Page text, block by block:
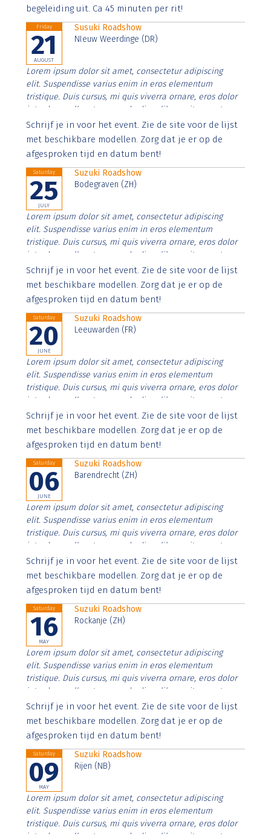
begeleiding uit. Ca 45 minuten per rit!
Friday
21
AUGUST
Susuki Roadshow
NIeuw Weerdinge (DR)
Lorem ipsum dolor sit amet, consectetur adipiscing
elit. Suspendisse varius enim in eros elementum
tristique. Duis cursus, mi quis viverra ornare, eros dolor
interdum nulla, ut commodo diam libero vitae erat.
Aenean faucibus nibh et justo cursus id rutrum lorem
imperdiet. Nunc ut sem vitae risus tristique posuere.
Schrijf je in voor het event. Zie de site voor de lijst
met beschikbare modellen. Zorg dat je er op de
afgesproken tijd en datum bent!
Saturday
25
JULY
Suzuki Roadshow
Bodegraven (ZH)
Lorem ipsum dolor sit amet, consectetur adipiscing
elit. Suspendisse varius enim in eros elementum
tristique. Duis cursus, mi quis viverra ornare, eros dolor
interdum nulla, ut commodo diam libero vitae erat.
Aenean faucibus nibh et justo cursus id rutrum lorem
imperdiet. Nunc ut sem vitae risus tristique posuere.
Schrijf je in voor het event. Zie de site voor de lijst
met beschikbare modellen. Zorg dat je er op de
afgesproken tijd en datum bent!
Saturday
20
JUNE
Suzuki Roadshow
Leeuwarden (FR)
Lorem ipsum dolor sit amet, consectetur adipiscing
elit. Suspendisse varius enim in eros elementum
tristique. Duis cursus, mi quis viverra ornare, eros dolor
interdum nulla, ut commodo diam libero vitae erat.
Aenean faucibus nibh et justo cursus id rutrum lorem
imperdiet. Nunc ut sem vitae risus tristique posuere.
Schrijf je in voor het event. Zie de site voor de lijst
met beschikbare modellen. Zorg dat je er op de
afgesproken tijd en datum bent!
Saturday
06
JUNE
Suzuki Roadshow
Barendrecht (ZH)
Lorem ipsum dolor sit amet, consectetur adipiscing
elit. Suspendisse varius enim in eros elementum
tristique. Duis cursus, mi quis viverra ornare, eros dolor
interdum nulla, ut commodo diam libero vitae erat.
Aenean faucibus nibh et justo cursus id rutrum lorem
imperdiet. Nunc ut sem vitae risus tristique posuere.
Schrijf je in voor het event. Zie de site voor de lijst
met beschikbare modellen. Zorg dat je er op de
afgesproken tijd en datum bent!
Saturday
16
MAY
Suzuki Roadshow
Rockanje (ZH)
Lorem ipsum dolor sit amet, consectetur adipiscing
elit. Suspendisse varius enim in eros elementum
tristique. Duis cursus, mi quis viverra ornare, eros dolor
interdum nulla, ut commodo diam libero vitae erat.
Aenean faucibus nibh et justo cursus id rutrum lorem
imperdiet. Nunc ut sem vitae risus tristique posuere.
Schrijf je in voor het event. Zie de site voor de lijst
met beschikbare modellen. Zorg dat je er op de
afgesproken tijd en datum bent!
Saturday
09
MAY
Suzuki Roadshow
Rijen (NB)
Lorem ipsum dolor sit amet, consectetur adipiscing
elit. Suspendisse varius enim in eros elementum
tristique. Duis cursus, mi quis viverra ornare, eros dolor
interdum nulla, ut commodo diam libero vitae erat.